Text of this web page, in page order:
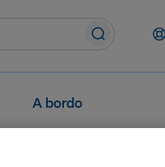
A bordo